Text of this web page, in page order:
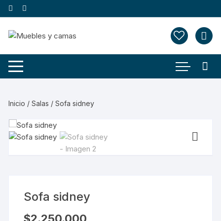
Saltar
al
contenido
Inicio /Salas / Sofa sidney
Sofa sidney